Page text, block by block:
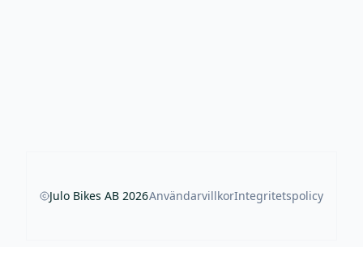
Julo Bikes AB 2026AnvändarvillkorIntegritetspolicy